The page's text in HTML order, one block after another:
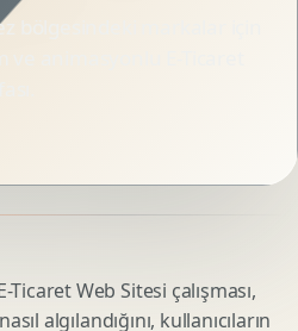
bölgesindeki markalar için
animasyonlu E-Ticaret
Web Sitesi çalışması,
algılandığını, kullanıcıların